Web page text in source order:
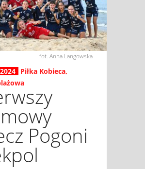
fot. Anna Langowska
Piłka Kobieca,
Pogoni